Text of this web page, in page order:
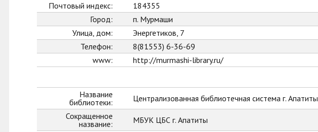
Почтовый индекс:
184355
Город:
п. Мурмаши
Улица, дом:
Энергетиков, 7
Телефон:
8(81553) 6-36-69
www:
http://murmashi-library.ru/
Название
библиотеки:
Централизованная библиотечная система г. Апатиты
Сокращенное
название:
МБУК ЦБС г. Апатиты